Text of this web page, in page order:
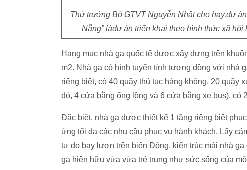
Thứ trưởng Bộ GTVT Nguyễn Nhật cho hay,dự
Nẵng” làdự án triển khai theo hình thức xã
Hạng mục nhà ga quốc tế được xây dựng trên
m2. Nhà ga có hình tuyến tính tương đồng với nhà
riêng biệt, có 40 quầy thủ tục hàng không, 20 quầy
đó, 4 cửa bằng ống lồng và 6 cửa bằng xe bus), có
Đặc biệt, nhà ga được thiết kế 1 tầng riêng biệt
ứng tối đa các nhu cầu phục vụ hành khách. Lấy
tự do bay lượn trên biển Đông, kiến trúc mái nhà
ga hiện hữu vừa vừa trẻ trung như sức sống của